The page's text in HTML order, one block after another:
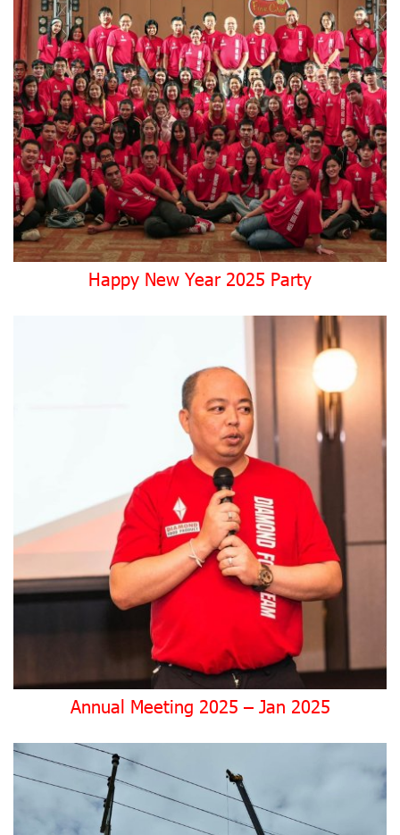
Happy New Year 2025 Party
Annual Meeting 2025 – Jan 2025